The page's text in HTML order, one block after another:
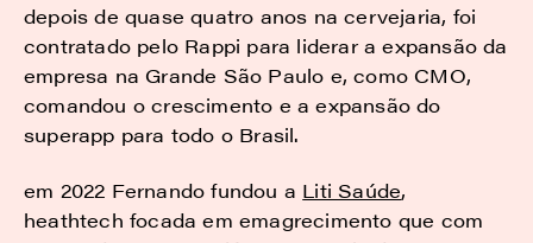
depois de quase quatro anos na cervejaria, foi
contratado pelo Rappi para liderar a expansão da
empresa na Grande São Paulo e, como CMO,
comandou o crescimento e a expansão do
superapp para todo o Brasil.
em 2022 Fernando fundou a Liti Saúde,
heathtech focada em emagrecimento que com